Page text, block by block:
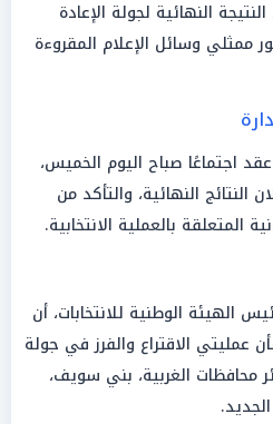
النهائية لجولة الإعادة
ممثلي وسائل الإعلام المقروءة
اجتماعًا صباح اليوم الخميس،
النتائج النهائية، والتأكد من
المتعلقة بالعملية الانتخابية.
الهيئة الوطنية للانتخابات، أن
الاقتراع والفرز في جولة
محافظات الغربية، بني سويف،